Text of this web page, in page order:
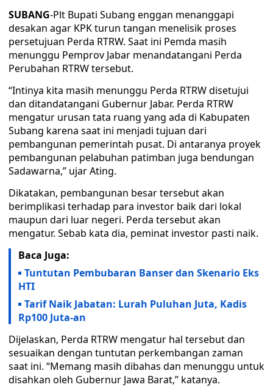
SUBANG-Plt Bupati Subang enggan menanggapi
desakan agar KPK turun tangan menelisik proses
persetujuan Perda RTRW. Saat ini Pemda masih
menunggu Pemprov Jabar menandatangani Perda
Perubahan RTRW tersebut.
“Intinya kita masih menunggu Perda RTRW disetujui
dan ditandatangani Gubernur Jabar. Perda RTRW
mengatur urusan tata ruang yang ada di Kabupaten
Subang karena saat ini menjadi tujuan dari
pembangunan pemerintah pusat. Di antaranya proyek
pembangunan pelabuhan patimban juga bendungan
Sadawarna,” ujar Ating.
Dikatakan, pembangunan besar tersebut akan
berimplikasi terhadap para investor baik dari lokal
maupun dari luar negeri. Perda tersebut akan
mengatur. Sebab kata dia, peminat investor pasti naik.
Baca Juga:
Tuntutan Pembubaran Banser dan Skenario Eks
HTI
Tarif Naik Jabatan: Lurah Puluhan Juta, Kadis
Rp100 Juta-an
Dijelaskan, Perda RTRW mengatur hal tersebut dan
sesuaikan dengan tuntutan perkembangan zaman
saat ini. “Memang masih dibahas dan menunggu untuk
disahkan oleh Gubernur Jawa Barat,” katanya.